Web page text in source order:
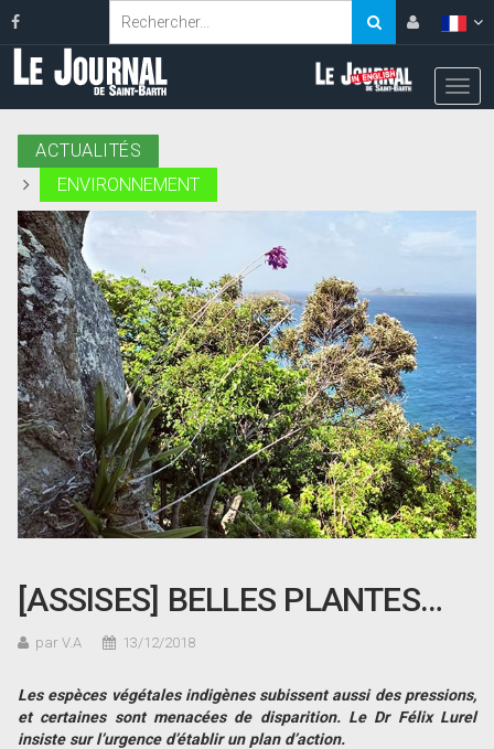
ACTUALITÉS
ENVIRONNEMENT
[ASSISES] BELLES PLANTES…
par V.A 13/12/2018
Les espèces végétales indigènes subissent aussi des pressions,
et certaines sont menacées de disparition. Le Dr Félix Lurel
insiste sur l’urgence d’établir un plan d’action.